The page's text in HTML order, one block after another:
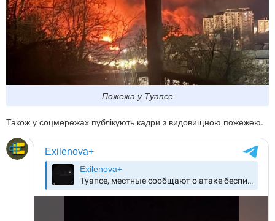
Пожежа у Туапсе
Також у соцмережах публікують кадри з видовищною пожежею.